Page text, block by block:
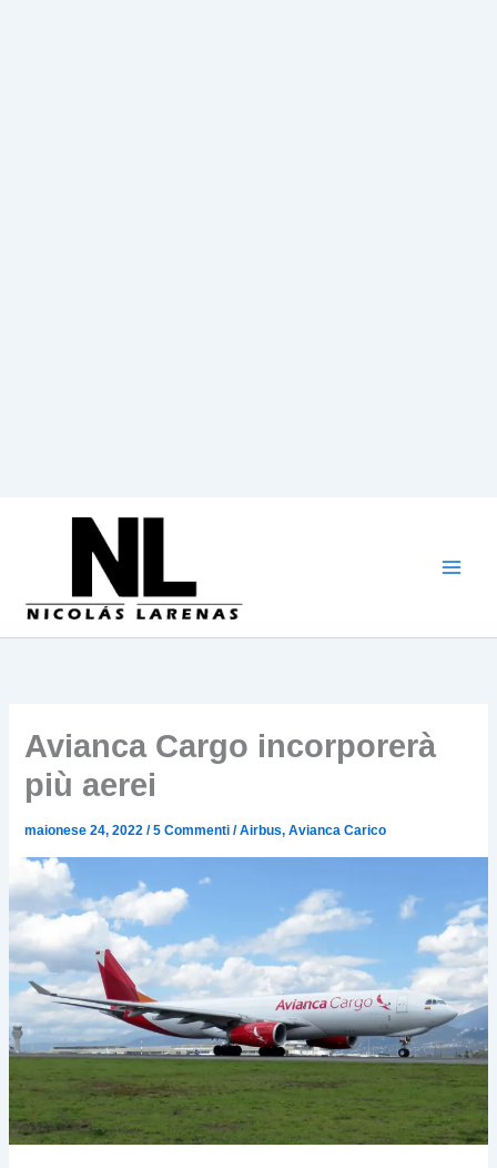
Avianca Cargo incorporerà
più aerei
maionese 24, 2022/5 Commenti /Airbus,Avianca Carico